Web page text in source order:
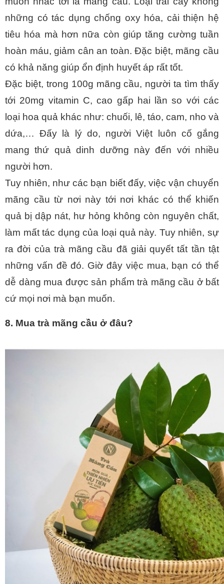
những có tác dụng chống oxy hóa, cải thiện hệ
tiêu hóa mà hơn nữa còn giúp tăng cường tuần
hoàn máu, giảm cân an toàn. Đặc biệt, mãng cầu
có khả năng giúp ổn định huyết áp rất tốt.
Đặc biệt, trong 100g mãng cầu, người ta tìm thấy
tới 20mg vitamin C, cao gấp hai lần so với các
loại hoa quả khác như: chuối, lê, táo, cam, nho và
dứa,… Đấy
là lý do, người Việt luôn cố gắng
mang thứ quả dinh dưỡng này đến với nhiều
người hơn.
Tuy nhiên, như các bạn biết đấy, việc vận chuyển
mãng cầu từ nơi này tới nơi khác có thể khiến
quả bị dập nát, hư hỏng không còn nguyên chất,
làm mất tác dụng của loại quả này. Tuy nhiên, sự
ra đời của trà mãng cầu đã giải quyết tất tần tật
những vấn đề đó. Giờ đây việc mua, bạn có thể
dễ dàng mua được sản phẩm trà mãng cầu ở bất
cứ mọi nơi mà bạn muốn.
8. Mua trà mãng cầu ở đâu?